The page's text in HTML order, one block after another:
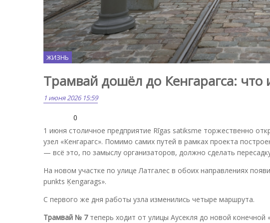
ЖИЗНЬ
Трамвай дошёл до Кенгарагса:
1 июня 2026 15:59
0
1 июня столичное предприятие Rīgas satiksme торжественно
узел «Кенгарагс». Помимо самих путей в рамках проекта
— всё это, по замыслу организаторов, должно сделать
На новом участке по улице Латгалес в обоих направлениях
punkts Ķengarags».
С первого же дня работы узла изменились четыре маршрута.
Трамвай № 7теперь ходит от улицы Аусекля до новой конечной